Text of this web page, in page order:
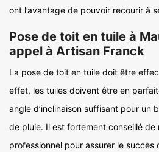
ont l’avantage de pouvoir recourir à
Pose de toit en tuile à
appel à Artisan Franck
La pose de toit en tuile doit être
effet, les tuiles doivent être en
angle d’inclinaison suffisant pour un
de pluie. Il est fortement conseillé de
professionnel pour assurer le